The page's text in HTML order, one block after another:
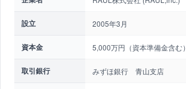
設立 2005年3月
資本金 5,000万円（資本準備金含む）
取引銀行 みずほ銀行 青山支店